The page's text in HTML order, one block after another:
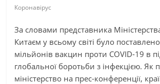
Коронавірус
За словами представника
Китаєм у всьому світі було
мільйонів вакцин проти COVID-19 в
глобальної боротьби з інфекцією. Як
міністерство на прес-конференції,